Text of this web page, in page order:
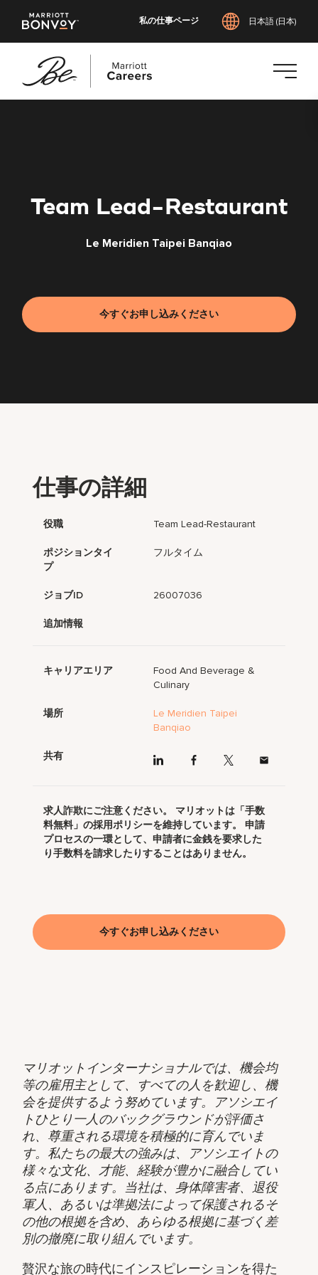
私の仕事ページ 日本語 (日本)
Team Lead-Restaurant
Le Meridien Taipei Banqiao
今すぐお申し込みください
マリオットインターナショナルでは、機会均
等の雇用主として、すべての人を歓迎し、機
会を提供するよう努めています。アソシエイ
トひとり一人のバックグラウンドが評価さ
れ、尊重される環境を積極的に育んでいま
す。私たちの最大の強みは、アソシエイトの
様々な文化、才能、経験が豊かに融合してい
る点にあります。当社は、身体障害者、退役
軍人、あるいは準拠法によって保護されるそ
の他の根拠を含め、あらゆる根拠に基づく差
別の撤廃に取り組んでいます。
贅沢な旅の時代にインスピレーションを得た
仕事の詳細
役職 Team Lead-Restaurant
ポジションタイ
プ
フルタイム
ジョブID 26007036
追加情報
キャリアエリア
Food And Beverage &
Culinary
場所
Le Meridien Taipei
Banqiao
共有
求人詐欺にご注意ください。 マリオットは「手数
料無料」の採用ポリシーを維持しています。 申請
プロセスの一環として、申請者に金銭を要求した
り手数料を請求したりすることはありません。
今すぐお申し込みください